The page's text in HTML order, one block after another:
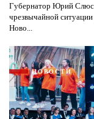
Губернатор Юрий
чрезвычайной
Ново...
НОВОСТИ
Я согласен с
защиты
Я согласен с
защиты